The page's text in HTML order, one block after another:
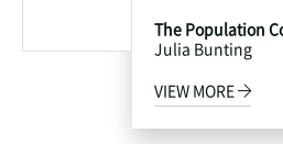
The Population
Julia Bunting
VIEW MORE